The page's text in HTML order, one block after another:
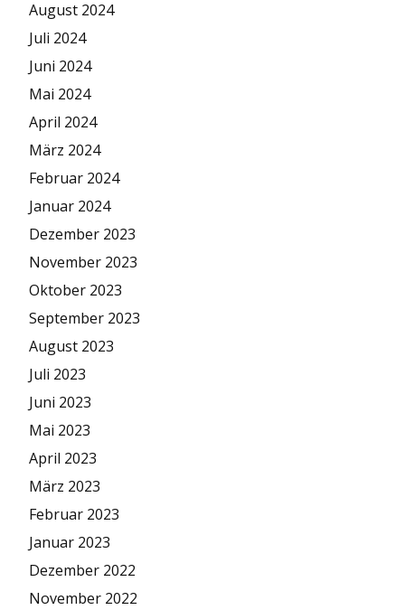
August 2024
Juli 2024
Juni 2024
Mai 2024
April 2024
März 2024
Februar 2024
Januar 2024
Dezember 2023
November 2023
Oktober 2023
September 2023
August 2023
Juli 2023
Juni 2023
Mai 2023
April 2023
März 2023
Februar 2023
Januar 2023
Dezember 2022
November 2022